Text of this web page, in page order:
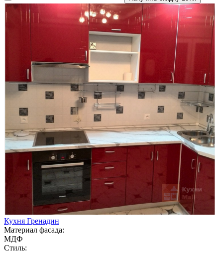
Кухня Гренадин
Материал фасада:
МДФ
Стиль: